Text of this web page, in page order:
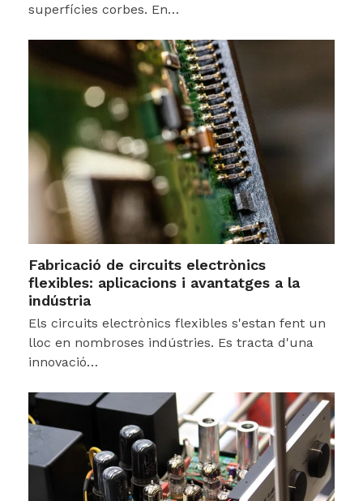
superfícies corbes. En…
Fabricació de circuits electrònics
flexibles: aplicacions i avantatges a la
indústria
Els circuits electrònics flexibles s'estan fent un
lloc en nombroses indústries. Es tracta d'una
innovació…